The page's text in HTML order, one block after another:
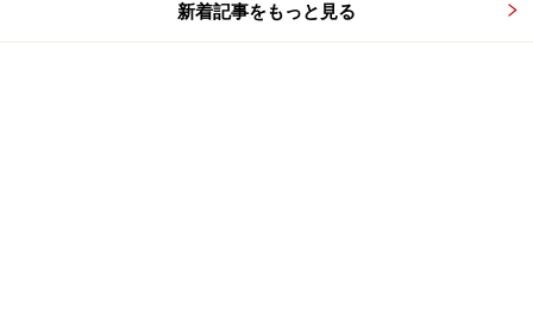
新着記事をもっと見る